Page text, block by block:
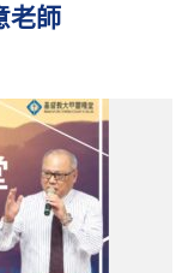
老師